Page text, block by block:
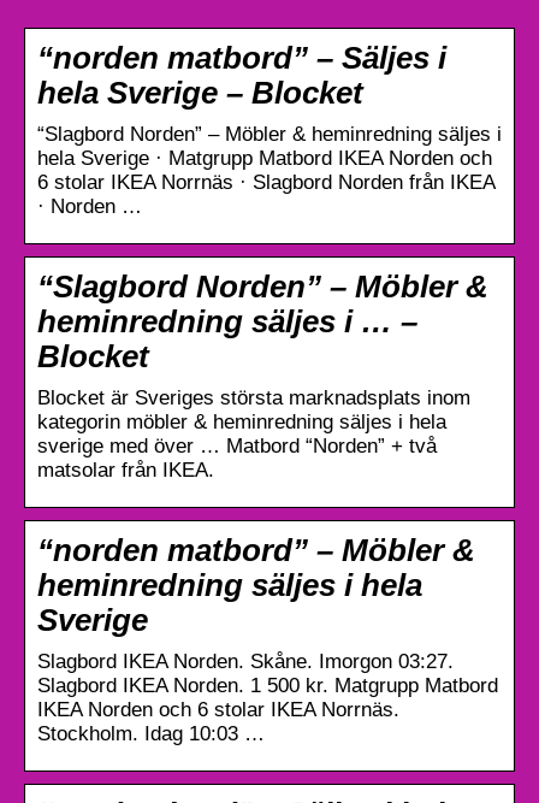
“norden matbord” – Säljes i
hela Sverige – Blocket
“Slagbord Norden” – Möbler & heminredning säljes i
hela Sverige · Matgrupp Matbord IKEA Norden och
6 stolar IKEA Norrnäs · Slagbord Norden från IKEA
· Norden …
“Slagbord Norden” – Möbler &
heminredning säljes i … –
Blocket
Blocket är Sveriges största marknadsplats inom
kategorin möbler & heminredning säljes i hela
sverige med över … Matbord “Norden” + två
matsolar från IKEA.
“norden matbord” – Möbler &
heminredning säljes i hela
Sverige
Slagbord IKEA Norden. Skåne. Imorgon 03:27.
Slagbord IKEA Norden. 1 500 kr. Matgrupp Matbord
IKEA Norden och 6 stolar IKEA Norrnäs.
Stockholm. Idag 10:03 …